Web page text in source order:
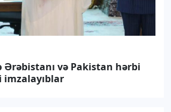
Ərəbistanı və Pakistan hərbi